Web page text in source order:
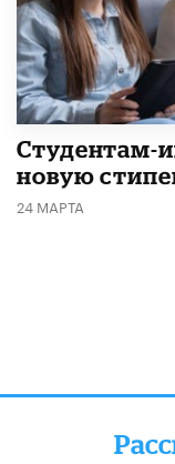
Студентам-
новую
24 МАРТА